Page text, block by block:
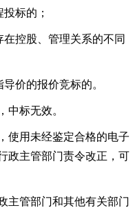
标的；
控股、管理关系的不同
价的报价竞标的。
标无效。
用未经鉴定合格的电子
政主管部门责令改正，可
管部门和其他有关部门